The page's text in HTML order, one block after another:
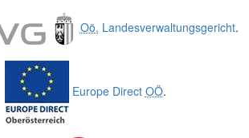
Oö. Landesverwaltungsgericht.
Europe Direct OÖ.